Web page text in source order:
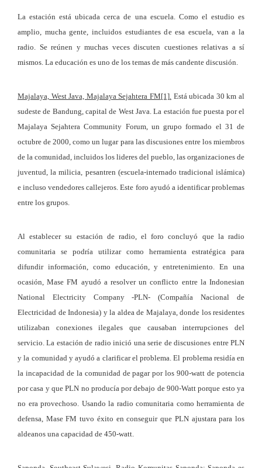
La estación está ubicada cerca de una escuela. Como el estudio es
amplio, mucha gente, incluidos estudiantes de esa escuela, van a la
radio. Se reúnen y muchas veces discuten cuestiones relativas a sí
mismos. La educación es uno de los temas de más candente discusión.
Majalaya, West Java, Majalaya Sejahtera FM[1]. Está ubicada 30 km al
sudeste de Bandung, capital de West Java. La estación fue puesta por el
Majalaya Sejahtera Community Forum, un grupo formado el 31 de
octubre de 2000, como un lugar para las discusiones entre los miembros
de la comunidad, incluidos los lideres del pueblo, las organizaciones de
juventud, la milicia, pesantren (escuela-internado tradicional islámica)
e incluso vendedores callejeros. Este foro ayudó a identificar problemas
entre los grupos.
Al establecer su estación de radio, el foro concluyó que la radio
comunitaria se podría utilizar como herramienta estratégica para
difundir información, como educación, y entretenimiento. En una
ocasión, Mase FM ayudó a resolver un conflicto entre la Indonesian
National Electricity Company -PLN- (Compañía Nacional de
Electricidad de Indonesia) y la aldea de Majalaya, donde los residentes
utilizaban conexiones ilegales que causaban interrupciones del
servicio. La estación de radio inició una serie de discusiones entre PLN
y la comunidad y ayudó a clarificar el problema. El problema residía en
la incapacidad de la comunidad de pagar por los 900-watt de potencia
por casa y que PLN no producía por debajo de 900-Watt porque esto ya
no era provechoso. Usando la radio comunitaria como herramienta de
defensa, Mase FM tuvo éxito en conseguir que PLN ajustara para los
aldeanos una capacidad de 450-watt.